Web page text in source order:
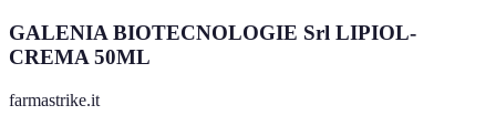
GALENIA BIOTECNOLOGIE Srl LIPIOL-
CREMA 50ML
farmastrike.it